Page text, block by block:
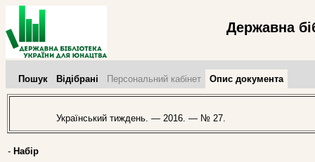
Державна
Пошук Відібрані Персональний кабінет Опис документа
Український тиждень. — 2016. — № 27.
- Набір